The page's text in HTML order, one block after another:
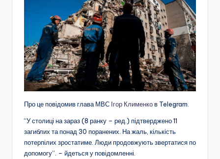
Про це повідомив глава МВС Ігор Клименков Telegram.
“У столиці на зараз (8 ранку – ред.) підтверджено 11
загиблих та понад 30 поранених. На жаль, кількість
потерпілих зростатиме. Люди продовжують звертатися по
допомогу”. – йдеться у повідомленні.